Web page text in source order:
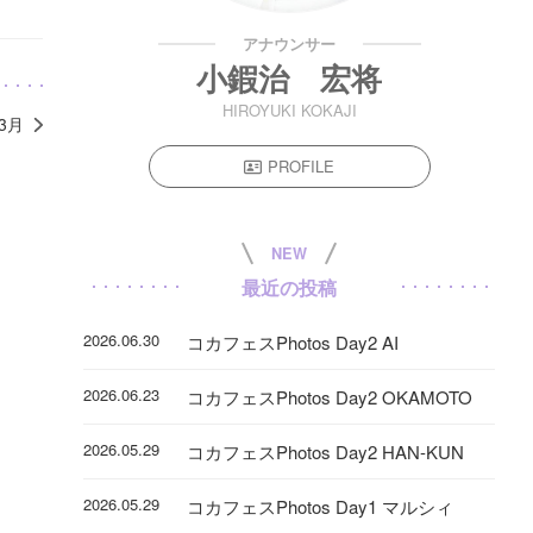
月
アナウンサー
小鍜治 宏将
HIROYUKI KOKAJI
PROFILE
NEW
最近の投稿
2026.06.30 コカフェスPhotos Day2 AI
2026.06.23 コカフェスPhotos Day2 OKAMOTO
2026.05.29 コカフェスPhotos Day2 HAN-KUN
2026.05.29 コカフェスPhotos Day1 マルシィ